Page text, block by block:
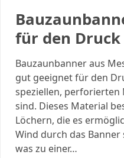
für den Druck
Bauzaunbanner aus
gut geeignet für den
speziellen,
sind. Dieses Material
Löchern, die es
Wind durch das
was zu einer…